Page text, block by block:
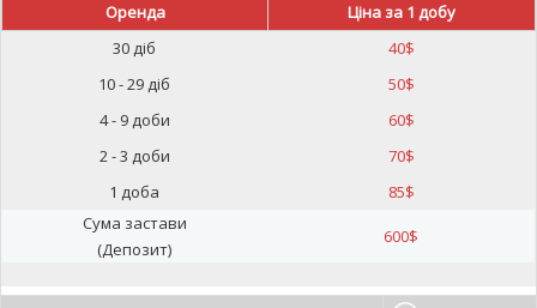
Оренда
Ціна за 1 добу
30 діб
40$
10 - 29 діб
50$
4 - 9 доби
60$
2 - 3 доби
70$
1 доба
85$
Сума застави
(Депозит)
600$